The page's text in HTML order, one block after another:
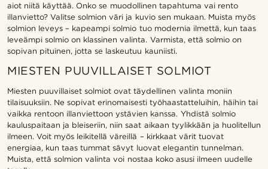
aiot niitä käyttää. Onko se muodollinen tapahtuma vai rento
illanvietto? Valitse solmion väri ja kuvio sen mukaan. Muista myös
solmion leveys – kapeampi solmio tuo modernia ilmettä, kun taas
leveämpi solmio on klassinen valinta. Varmista, että solmio on
sopivan pituinen, jotta se laskeutuu kauniisti.
MIESTEN PUUVILLAISET SOLMIOT
Miesten puuvillaiset solmiot ovat täydellinen valinta moniin
tilaisuuksiin. Ne sopivat erinomaisesti työhaastatteluihin, häihin tai
vaikka rentoon illanviettoon ystävien kanssa. Yhdistä solmio
kauluspaitaan ja bleiseriin, niin saat aikaan tyylikkään ja huolitellun
ilmeen. Voit myös leikitellä väreillä – kirkkaat värit tuovat
energiaa, kun taas tummat sävyt luovat elegantin tunnelman.
Muista, että solmion valinta voi nostaa koko asusi ilmeen uudelle